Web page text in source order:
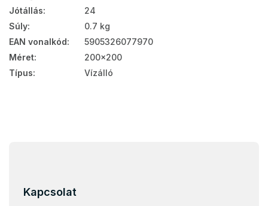
Jótállás:
24
Súly:
0.7 kg
EAN vonalkód:
5905326077970
Méret:
200x200
Típus: Vízálló
Kapcsolat